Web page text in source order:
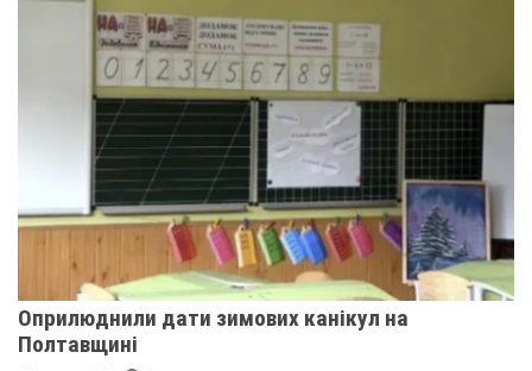
Оприлюднили дати зимових канікул на
Полтавщині